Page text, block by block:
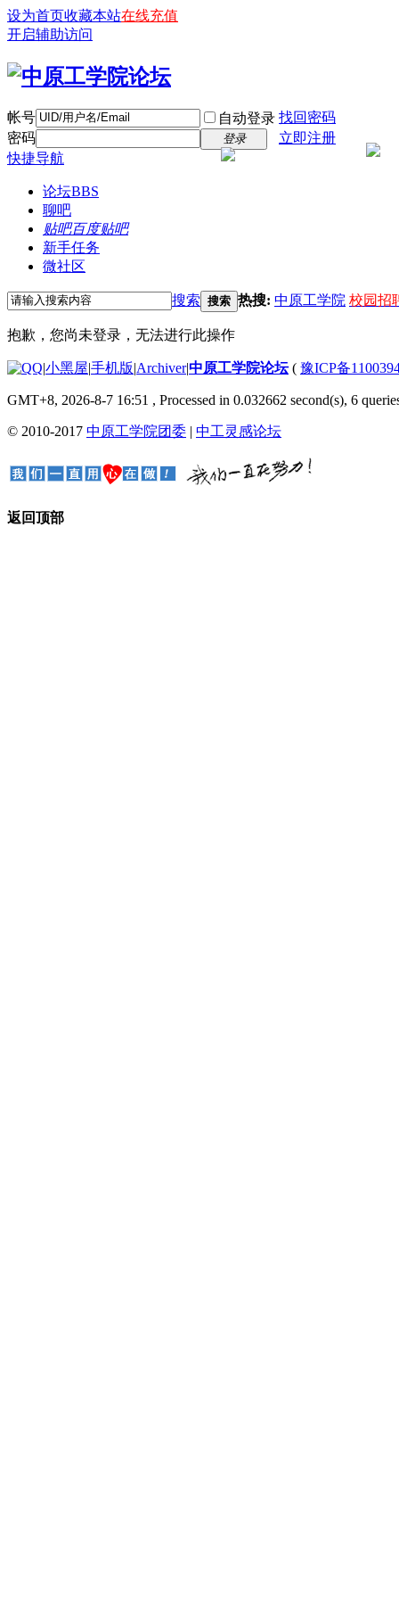
设为首页收藏本站在线充值
开启辅助访问
帐号 自动登录 找回密码
密码
登录
立即注册
快捷导航
论坛BBS
聊吧
贴吧百度贴吧
新手任务
微社区
搜索 搜索 热搜: 中原工学院 校园招
抱歉，您尚未登录，无法进行此操作
|小黑屋|手机版|Archiver|中原工学院论坛( 豫ICP备
GMT+8, 2026-8-7 16:51 , Processed in 0.032662 second(s), 6
© 2010-2017 中原工学院团委 | 中工灵感论坛
返回顶部